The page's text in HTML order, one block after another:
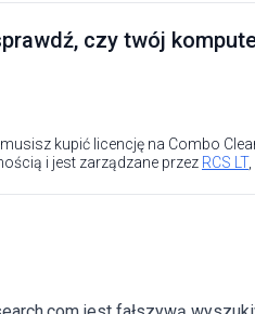
czy twój
kupić licencję na Combo
i jest zarządzane przez RCS LT